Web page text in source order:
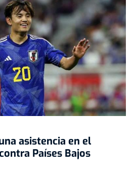
asistencia en el
Países Bajos